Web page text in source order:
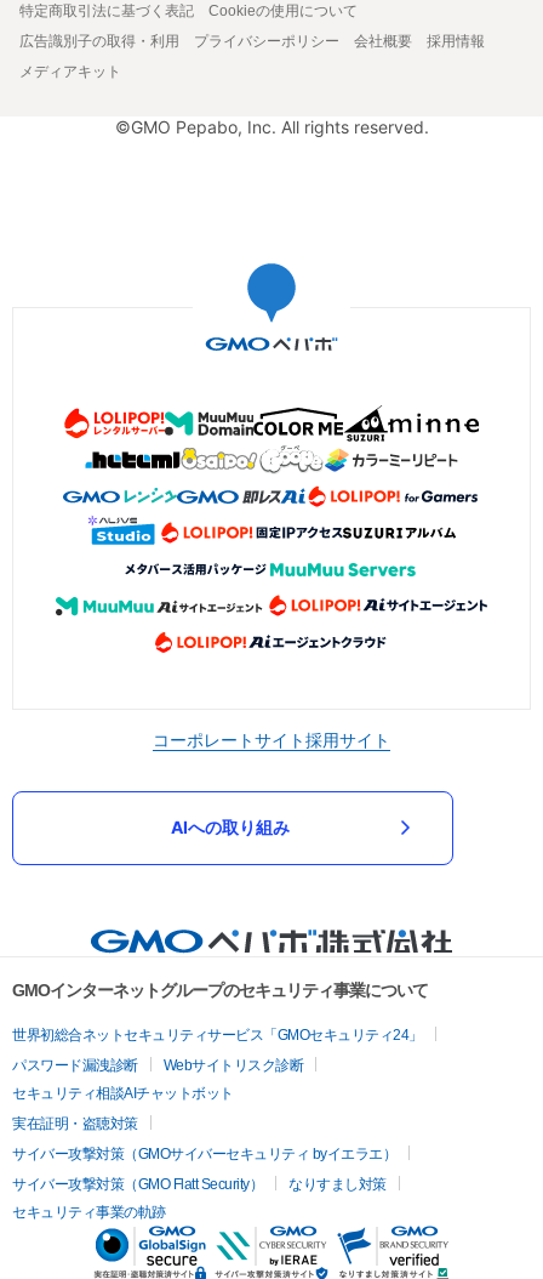
特定商取引法に基づく表記
Cookieの使用について
広告識別子の取得・利用
プライバシーポリシー 会社概要
採用情報
メディアキット
©GMO Pepabo, Inc. All rights reserved.
コーポレートサイト採用サイト
AIへの取り組み
GMOインターネットグループのセキュリティ事業について
世界初総合ネットセキュリティサービス「GMOセキュリティ24」
パスワード漏洩診断
Webサイトリスク診断
セキュリティ相談AIチャットボット
実在証明・盗聴対策
サイバー攻撃対策（GMOサイバーセキュリティ byイエラエ）
サイバー攻撃対策（GMO Flatt Security）
なりすまし対策
セキュリティ事業の軌跡